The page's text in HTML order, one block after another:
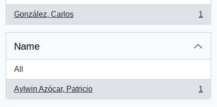
González, Carlos
, 1 results
1
Name
All
Aylwin Azócar, Patricio
, 1 results
1